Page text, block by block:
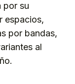
por su
espacios,
por bandas,
al